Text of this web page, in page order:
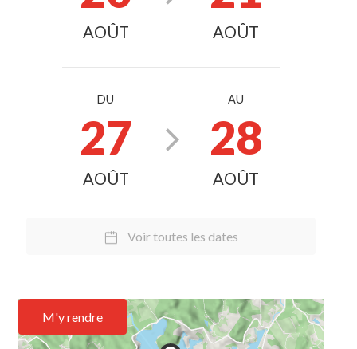
AOÛT AOÛT
DU
27
AOÛT
AU
28
AOÛT
Voir toutes les dates
M'y rendre